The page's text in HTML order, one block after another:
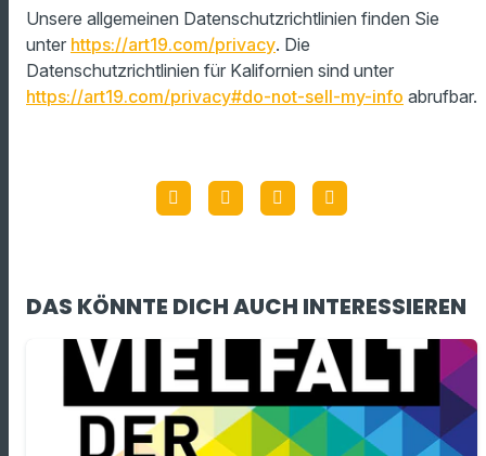
Unsere allgemeinen Datenschutzrichtlinien finden Sie
unter https://art19.com/privacy. Die
Datenschutzrichtlinien für Kalifornien sind unter
https://art19.com/privacy#do-not-sell-my-info abrufbar.
DAS KÖNNTE DICH AUCH INTERESSIEREN